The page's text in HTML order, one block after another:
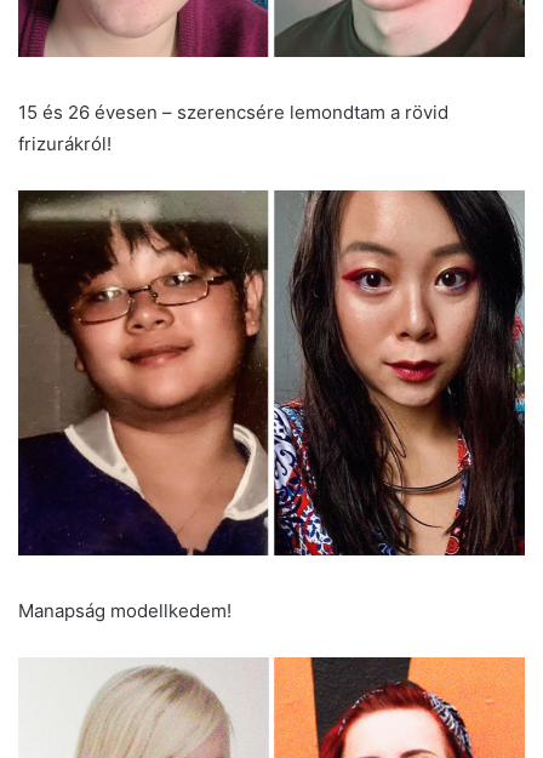
15 és 26 évesen – szerencsére lemondtam a rövid
frizurákról!
Manapság modellkedem!